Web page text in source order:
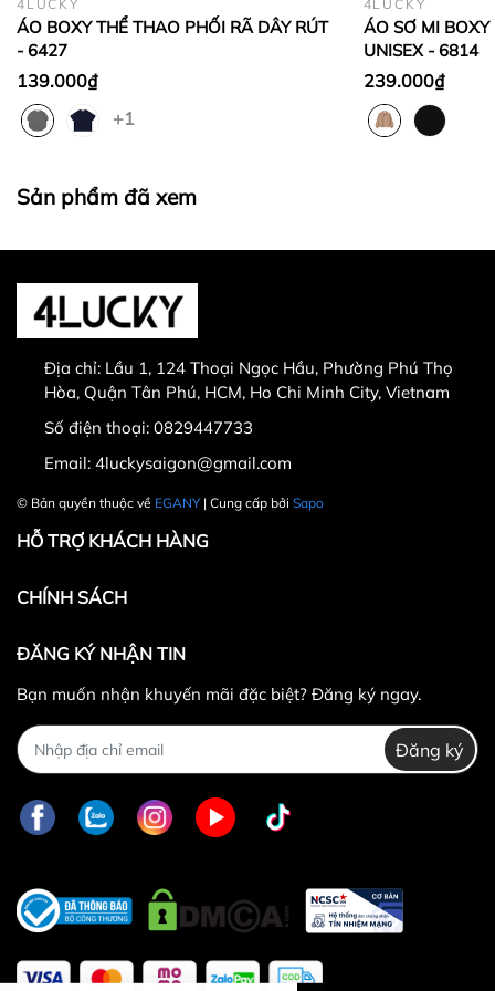
Lưu ý:
phẩm được chọn để đổi có giá trị thấp hơn sản
phẩm đổi.
Giao nhầm hàng, nhầm sản phẩm
Hư hỏng trong quá trình vận chuyển
30.000 VNĐ
4LUCKY
ÁO BOXY THỂ THAO PHỐI RÃ DÂY RÚT
- 6427
139.000₫
+1
4LUCKY
ÁO SƠ MI BOXY
UNISEX - 6814
239.000₫
Sản phẩm đã xem
Địa chỉ: Lầu 1, 124 Thoại Ngọc Hầu, Phường Phú Thọ
Hòa, Quận Tân Phú, HCM, Ho Chi Minh City, Vietnam
Số điện thoại: 0829447733
Email: 4luckysaigon@gmail.com
© Bản quyền thuộc về EGANY| Cung cấp bởi Sapo
HỖ TRỢ KHÁCH HÀNG
CHÍNH SÁCH
ĐĂNG KÝ NHẬN TIN
Bạn muốn nhận khuyến mãi đặc biệt? Đăng ký ngay.
Đăng ký